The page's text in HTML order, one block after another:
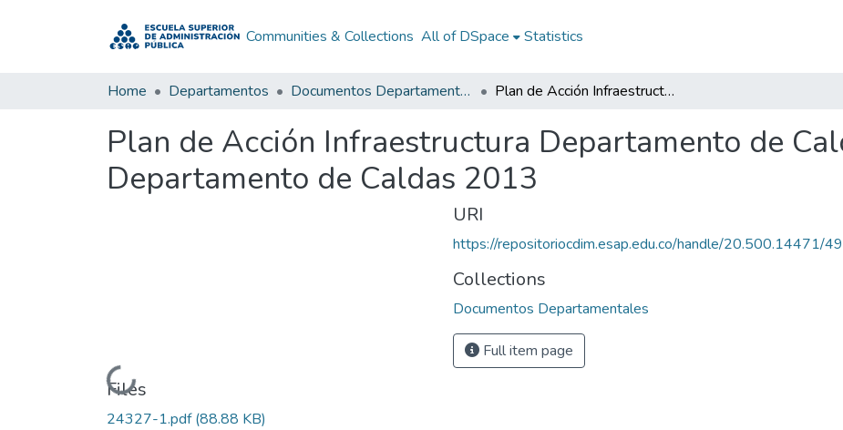
Communities & Collections All of DSpace Statistics
Home Departamentos Documentos Departamentales Plan de Acción Infraestructura Departamento de Caldas 2013: PAI Departamento de Caldas 2013
Plan de Acción Infraestructura Departamento de
Departamento de Caldas 2013
Loading...
Files
24327-1.pdf(88.88 KB)
URI
https://repositoriocdim.esap.edu.co/handle/20.500.14471/
Collections
Documentos Departamentales
Full item page